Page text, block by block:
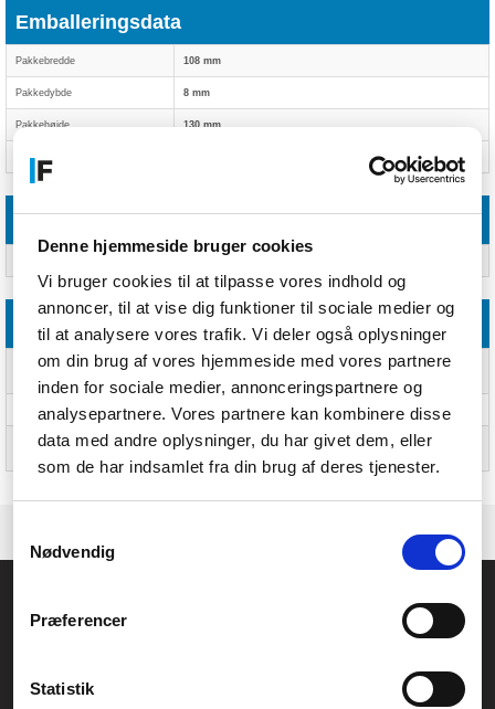
Denne hjemmeside bruger cookies
Vi bruger cookies til at tilpasse vores indhold og
annoncer, til at vise dig funktioner til sociale medier og
til at analysere vores trafik. Vi deler også oplysninger
om din brug af vores hjemmeside med vores partnere
inden for sociale medier, annonceringspartnere og
analysepartnere. Vores partnere kan kombinere disse
data med andre oplysninger, du har givet dem, eller
som de har indsamlet fra din brug af deres tjenester.
Nødvendig
Præferencer
Statistik
Emballeringsdata
Pakkebredde 108 mm
Pakkedybde 8 mm
Pakkehøjde 130 mm
Pakkevægt
Tekniske detaljer
Produktets genanvendte
Genanvendt hærdet glas
Samlet genanvendt indhold 60%
Bæredygtige teknologier og
60% recycled pre-consumer glass
CVR.: 26208637
Generelle henvendelser: